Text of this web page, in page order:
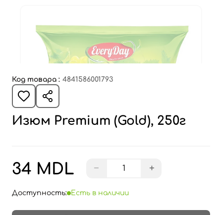
Код товара : 4841586001793
Изюм Premium (Gold), 250г
34 MDL − +
Доступность: Есть в наличии